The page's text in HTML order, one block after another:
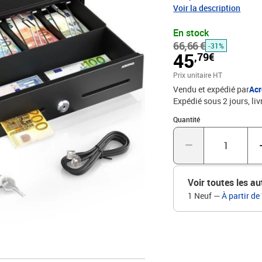
une solution robuste et
pratique. il garantit un
produit : - Matériau :
manuelle (clé) -
compartiments : 8
supports : 2 pour les
Poids : 3,7 kg - Couleur
Voir la description
En stock
66,66 € -31%
45,79€
Prix unitaire HT
Vendu et expédié par
Expédié sous 2 jours
Quantité
Quantité : 1
Voir toutes les
1 Neuf —À partir de